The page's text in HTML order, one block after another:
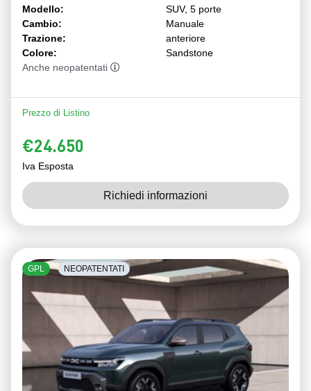
Modello:
SUV, 5 porte
Cambio:
Manuale
Trazione:
anteriore
Colore:
Sandstone
Anche neopatentati
Prezzo di Listino
€24.650
Iva Esposta
Richiedi informazioni
GPL NEOPATENTATI